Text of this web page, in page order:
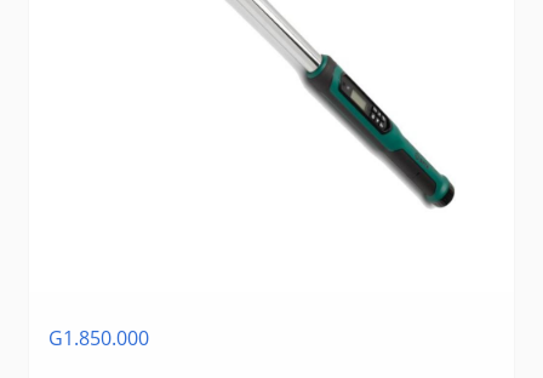
G1.850.000